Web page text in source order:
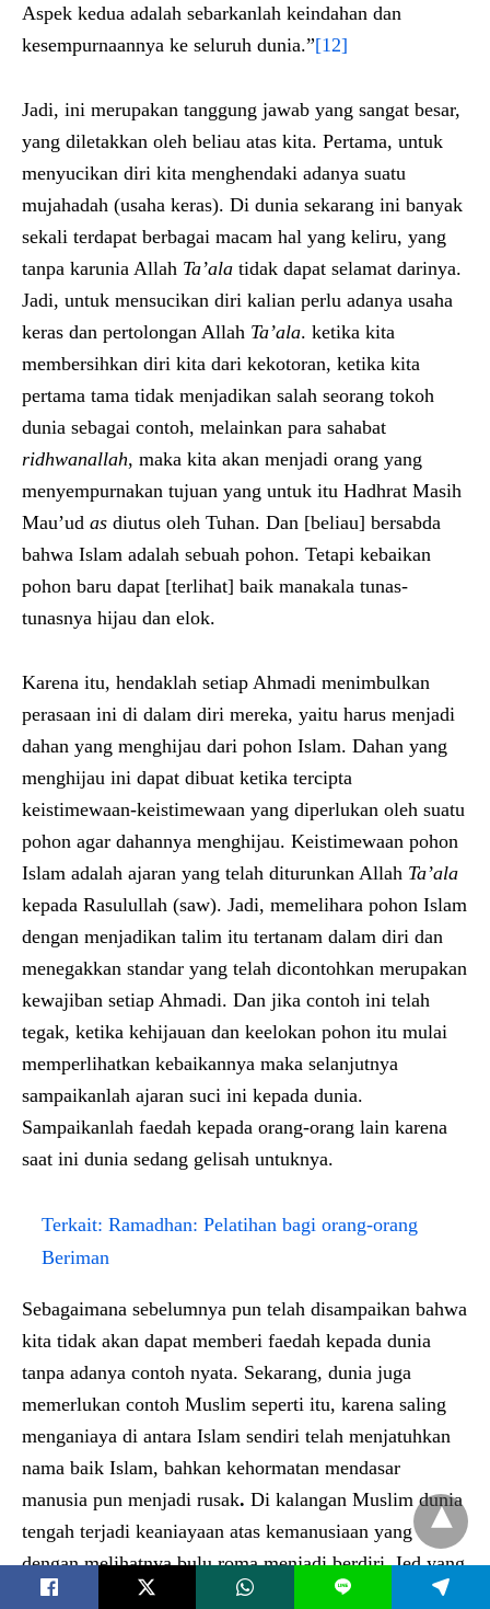
Aspek kedua adalah sebarkanlah keindahan dan
kesempurnaannya ke seluruh dunia.”[12]
Jadi, ini merupakan tanggung jawab yang sangat besar,
yang diletakkan oleh beliau atas kita. Pertama, untuk
menyucikan diri kita menghendaki adanya suatu
mujahadah (usaha keras). Di dunia sekarang ini banyak
sekali terdapat berbagai macam hal yang keliru, yang
tanpa karunia Allah Ta’ala tidak dapat selamat darinya.
Jadi, untuk mensucikan diri kalian perlu adanya usaha
keras dan pertolongan Allah Ta’ala. ketika kita
membersihkan diri kita dari kekotoran, ketika kita
pertama tama tidak menjadikan salah seorang tokoh
dunia sebagai contoh, melainkan para sahabat
ridhwanallah, maka kita akan menjadi orang yang
menyempurnakan tujuan yang untuk itu Hadhrat Masih
Mau’ud as diutus oleh Tuhan. Dan [beliau] bersabda
bahwa Islam adalah sebuah pohon. Tetapi kebaikan
pohon baru dapat [terlihat] baik manakala tunas-
tunasnya hijau dan elok.
Karena itu, hendaklah setiap Ahmadi menimbulkan
perasaan ini di dalam diri mereka, yaitu harus menjadi
dahan yang menghijau dari pohon Islam. Dahan yang
menghijau ini dapat dibuat ketika tercipta
keistimewaan-keistimewaan yang diperlukan oleh suatu
pohon agar dahannya menghijau. Keistimewaan pohon
Islam adalah ajaran yang telah diturunkan Allah Ta’ala
kepada Rasulullah (saw). Jadi, memelihara pohon Islam
dengan menjadikan talim itu tertanam dalam diri dan
menegakkan standar yang telah dicontohkan merupakan
kewajiban setiap Ahmadi. Dan jika contoh ini telah
tegak, ketika kehijauan dan keelokan pohon itu mulai
memperlihatkan kebaikannya maka selanjutnya
sampaikanlah ajaran suci ini kepada dunia.
Sampaikanlah faedah kepada orang-orang lain karena
saat ini dunia sedang gelisah untuknya.
Terkait: Ramadhan: Pelatihan bagi orang-orang
Beriman
Sebagaimana sebelumnya pun telah disampaikan bahwa
kita tidak akan dapat memberi faedah kepada dunia
tanpa adanya contoh nyata. Sekarang, dunia juga
memerlukan contoh Muslim seperti itu, karena saling
menganiaya di antara Islam sendiri telah menjatuhkan
nama baik Islam, bahkan kehormatan mendasar
manusia pun menjadi rusak. Di kalangan Muslim dunia
tengah terjadi keaniayaan atas kemanusiaan yang
dengan melihatnya bulu roma menjadi berdiri. Ied yang
telah ditetapkan Allah
Ta’alabagi kaum Muslimin
L